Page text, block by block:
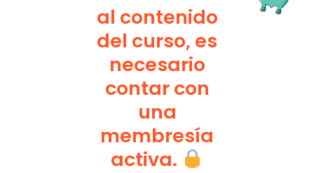
al contenido
del curso, es
necesario
contar con
una
membresía
activa.